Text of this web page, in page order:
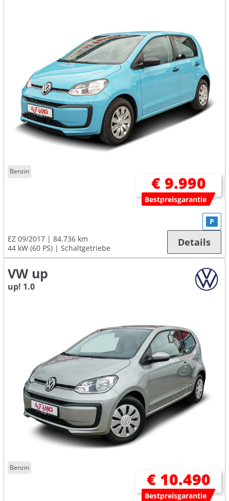
Benzin
€ 9.990
Bestpreisgarantie
EZ 09/2017
84.736 km
44 kW (60 PS)
Schaltgetriebe
P
Details
VW up
up! 1.0
Benzin
€ 10.490
Bestpreisgarantie